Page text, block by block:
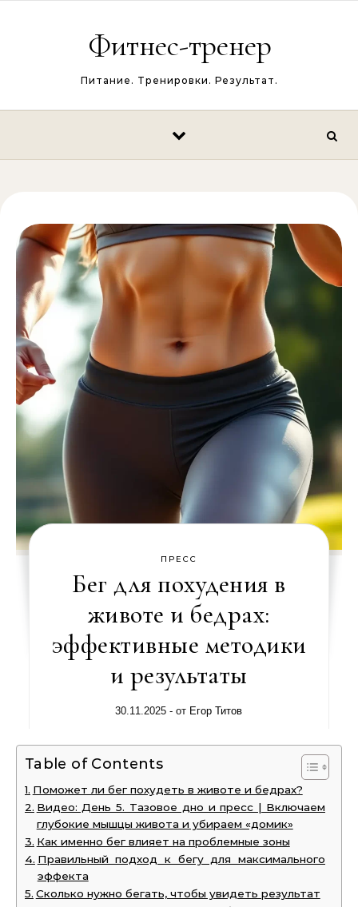
Фитнес-тренер
Питание. Тренировки. Результат.
ПРЕСС
Бег для похудения в
животе и бедрах:
эффективные методики
и результаты
30.11.2025 - от Егор Титов
Table of Contents
Поможет ли бег похудеть в животе и бедрах?
Видео: День 5. Тазовое дно и пресс | Включаем
глубокие мышцы живота и убираем «домик»
Как именно бег влияет на проблемные зоны
Правильный подход к бегу для максимального
эффекта
Сколько нужно бегать, чтобы увидеть результат